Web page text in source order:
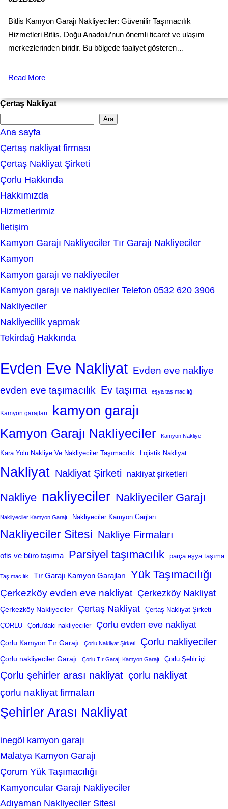
Bitlis Kamyon Garajı Nakliyeciler: Güvenilir Taşımacılık
Hizmetleri Bitlis, Doğu Anadolu’nun önemli ticaret ve ulaşım
merkezlerinden biridir. Bu bölgede faaliyet gösteren…
Read More
Çertaş Nakliyat
e
a
r
c
h
Ara
Ana sayfa
Çertaş nakliyat firması
Çertaş Nakliyat Şirketi
Çorlu Hakkında
Hakkımızda
Hizmetlerimiz
İletişim
Kamyon Garajı Nakliyeciler Tır Garajı Nakliyeciler
Kamyon
Kamyon garajı ve nakliyeciler
Kamyon garajı ve nakliyeciler Telefon 0532 620 3906
Nakliyeciler
Nakliyecilik yapmak
Tekirdağ Hakkında
Evden Eve Nakliyat Evden eve nakliye
evden eve taşımacılık Ev taşıma eşya taşımacılığı
Kamyon garajları kamyon garajı
Kamyon Garajı Nakliyeciler Kamyon Nakliye
Kara Yolu Nakliye Ve Nakliyeciler Taşımacılık Lojistik Nakliyat
Nakliyat Nakliyat Şirketi nakliyat şirketleri
Nakliye nakliyeciler Nakliyeciler Garajı
Nakliyeciler Kamyon Garajı Nakliyeciler Kamyon Garjları
Nakliyeciler Sitesi Nakliye Firmaları
ofis ve büro taşıma Parsiyel taşımacılık parça eşya taşıma
Taşımacılık Tır Garajı Kamyon Garajları Yük Taşımacılığı
Çerkezköy evden eve nakliyat Çerkezköy Nakliyat
Çerkezköy Nakliyeciler Çertaş Nakliyat Çertaş Nakliyat Şirketi
ÇORLU Çorlu'daki nakliyeciler Çorlu evden eve nakliyat
Çorlu Kamyon Tır Garajı Çorlu Nakliyat Şirketi Çorlu nakliyeciler
Çorlu nakliyeciler Garajı Çorlu Tır Garajı Kamyon Garajı Çorlu Şehir içi
Çorlu şehirler arası nakliyat çorlu nakliyat
çorlu nakliyat firmaları
Şehirler Arası Nakliyat
inegöl kamyon garajı
Malatya Kamyon Garajı
Çorum Yük Taşımacılığı
Kamyoncular Garajı Nakliyeciler
Adıyaman Nakliyeciler Sitesi